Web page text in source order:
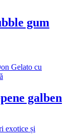
gum
galben